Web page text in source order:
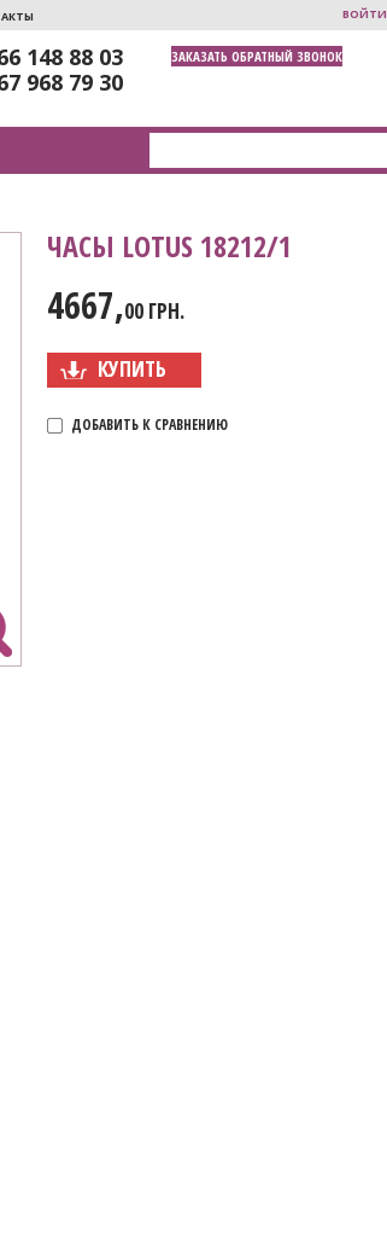
ВОЙТИ
148 88 03
968 79 30
ЗАКАЗАТЬ ОБРАТНЫЙ ЗВОНОК
ЧАСЫ LOTUS 18212/1
4667,00 ГРН.
КУПИТЬ
ДОБАВИТЬ К СРАВНЕНИЮ